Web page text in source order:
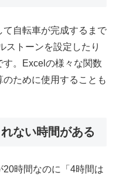
自転車が完成するまで
ストーンを設定したり
。Excelの様々な関数
ために使用することも
ない時間がある
時間なのに「4時間は